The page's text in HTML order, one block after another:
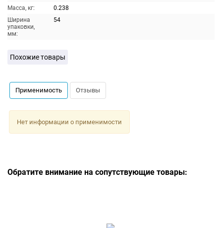
Масса, кг:
0.238
Ширина
упаковки,
мм:
54
Похожие товары
Применимость Отзывы
Нет информации о применимости
Обратите внимание на сопутствующие товары: